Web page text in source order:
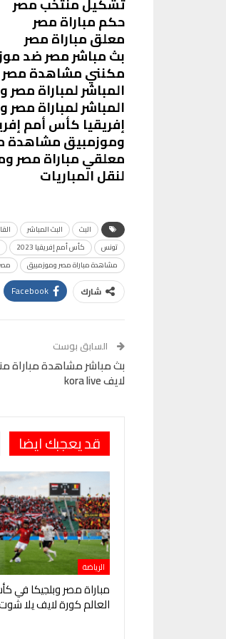
حكم مباراة مصر
معلق مباراة مصر
بث مباشر مصر ضد
مكنني مشاهدة مصر –
المباشر لمباراة
المباشر لمباراة
وموزمبيق مشاهدة
معلقي مباراة مصر
لنقل المباريات
البث البث المباشر
تونس
كأس أمم إفريقيا 2023
مشاهدة مباراة مصر وموزمبيق
شارك Facebook
OK.ru
السابق بوست
بث مباشر مشاهدة مباراة
لايف kora live
قد يعجبك ايضا
الرياضة
مباراة مصر وبلجيكا في
العالم كورة لايف يلا